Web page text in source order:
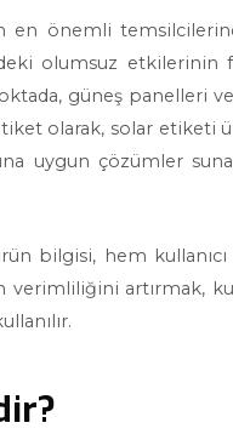
en önemli
olumsuz
güneş panelleri
olarak, solar etiketi
uygun çözümler
bilgisi, hem
artırmak,